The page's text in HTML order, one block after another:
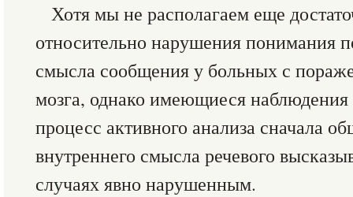
Хотя мы не располагаем еще
относительно нарушения понимания
смысла сообщения у больных с
мозга, однако имеющиеся наблюдения
процесс активного анализа сначала
внутреннего смысла речевого
случаях явно нарушенным.